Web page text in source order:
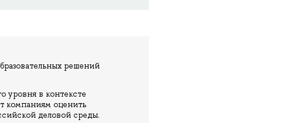
решений
уровня в контексте
компаниям оценить
деловой среды.